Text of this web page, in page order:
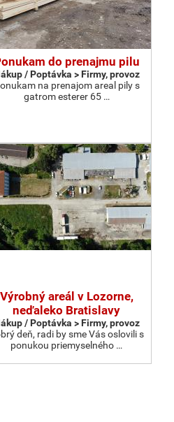
do prenajmu pilu
/ Poptávka > Firmy, provoz
na prenajom areal pily s
gatrom esterer 65 …
Výrobný areál v Lozorne,
neďaleko Bratislavy
/ Poptávka > Firmy, provoz
deň, radi by sme Vás oslovili s
ponukou priemyselného …